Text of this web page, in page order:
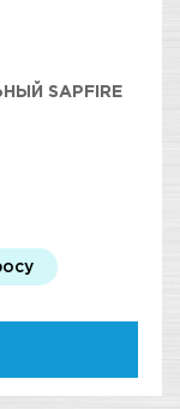
SAPFIRE